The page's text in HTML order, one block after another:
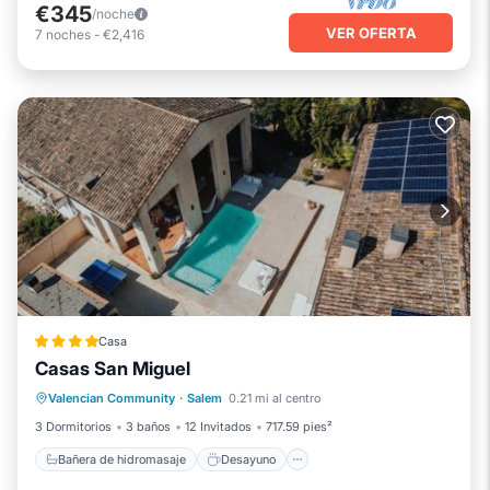
€345/noche
7 noches - €2,416 VER OFERTA
Casa
Casas San Miguel
Valencian Community · Salem 0.21 mi al centro
3 Dormitorios
3 baños 12 Invitados 717.59 pies²
Bañera de hidromasaje Desayuno
Bañera de hidromasaje
Aparcamiento
Piscina